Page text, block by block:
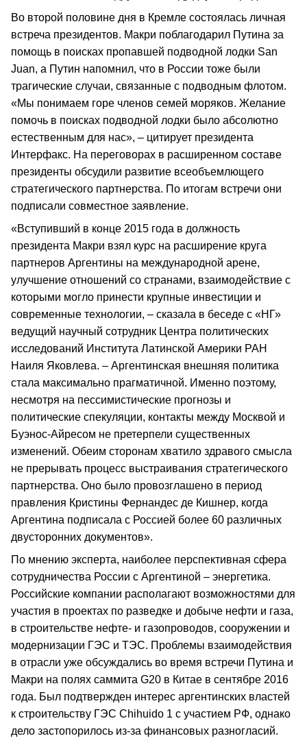
Во второй половине дня в Кремле состоялась личная
встреча президентов. Макри поблагодарил Путина за
помощь в поисках пропавшей подводной лодки San
Juan, а Путин напомнил, что в России тоже были
трагические случаи, связанные с подводным флотом.
«Мы понимаем горе членов семей моряков. Желание
помочь в поисках подводной лодки было абсолютно
естественным для нас», – цитирует президента
Интерфакс. На переговорах в расширенном составе
президенты обсудили развитие всеобъемлющего
стратегического партнерства. По итогам встречи они
подписали совместное заявление.
«Вступивший в конце 2015 года в должность
президента Макри взял курс на расширение круга
партнеров Аргентины на международной арене,
улучшение отношений со странами, взаимодействие с
которыми могло принести крупные инвестиции и
современные технологии, – сказала в беседе с «НГ»
ведущий научный сотрудник Центра политических
исследований Института Латинской Америки РАН
Наиля Яковлева. – Аргентинская внешняя политика
стала максимально прагматичной. Именно поэтому,
несмотря на пессимистические прогнозы и
политические спекуляции, контакты между Москвой и
Буэнос-Айресом не претерпели существенных
изменений. Обеим сторонам хватило здравого смысла
не прерывать процесс выстраивания стратегического
партнерства. Оно было провозглашено в период
правления Кристины Фернандес де Кишнер, когда
Аргентина подписала с Россией более 60 различных
двусторонних документов».
По мнению эксперта, наиболее перспективная сфера
сотрудничества России с Аргентиной – энергетика.
Российские компании располагают возможностями для
участия в проектах по разведке и добыче нефти и газа,
в строительстве нефте- и газопроводов, сооружении и
модернизации ГЭС и ТЭС. Проблемы взаимодействия
в отрасли уже обсуждались во время встречи Путина и
Макри на полях саммита G20 в Китае в сентябре 2016
года. Был подтвержден интерес аргентинских властей
к строительству ГЭС Chihuido 1 с участием РФ, однако
дело застопорилось из-за финансовых разногласий.